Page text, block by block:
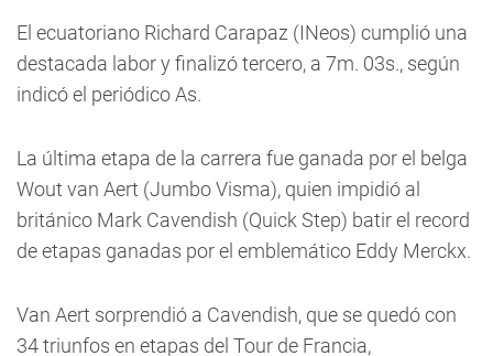
El ecuatoriano Richard Carapaz (INeos) cumplió una
destacada labor y finalizó tercero, a 7m. 03s., según
indicó el periódico As.
La última etapa de la carrera fue ganada por el belga
Wout van Aert (Jumbo Visma), quien impidió al
británico Mark Cavendish (Quick Step) batir el record
de etapas ganadas por el emblemático Eddy Merckx.
Van Aert sorprendió a Cavendish, que se quedó con
34 triunfos en etapas del Tour de Francia,